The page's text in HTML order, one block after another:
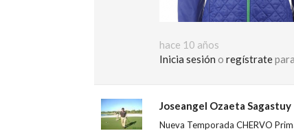
hace 10 años
Inicia sesión oregístrate
Joseangel Ozaeta Sagastuy
Nueva Temporada CHERVO